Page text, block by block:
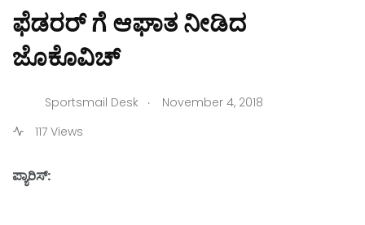
ಫೆಡರರ್ ಗೆ ಆಘಾತ ನೀಡಿದ
ಜೊಕೊವಿಚ್
Sportsmail Desk .
November 4, 2018
117 Views
ಪ್ಯಾರಿಸ್: